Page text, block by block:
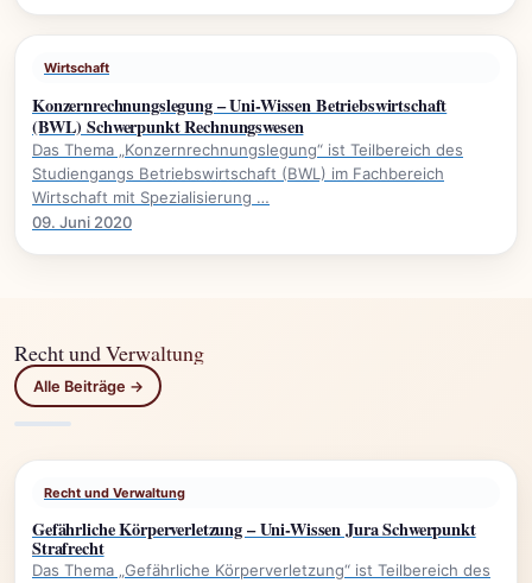
Wirtschaft
Konzernrechnungslegung – Uni-Wissen Betriebswirtschaft
(BWL) Schwerpunkt Rechnungswesen
Das Thema „Konzernrechnungslegung“ ist Teilbereich des
Studiengangs Betriebswirtschaft (BWL) im Fachbereich
Wirtschaft mit Spezialisierung …
09. Juni 2020
Recht und Verwaltung
Alle Beiträge →
Recht und Verwaltung
Gefährliche Körperverletzung – Uni-Wissen Jura Schwerpunkt
Strafrecht
Das Thema „Gefährliche Körperverletzung“ ist Teilbereich des